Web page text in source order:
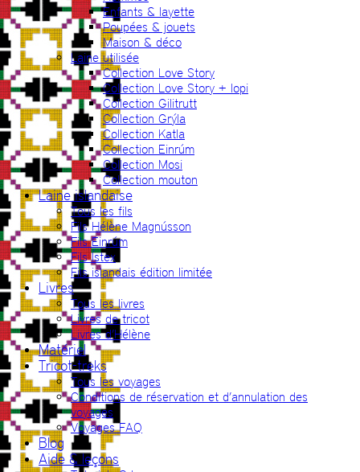
Enfants & layette
Poupées & jouets
Maison & déco
Laine utilisée
Collection Love Story
Collection Love Story + lopi
Collection Gilitrutt
Collection Grýla
Collection Katla
Collection Einrúm
Collection Mosi
Collection mouton
Laine islandaise
Tous les fils
Fils Hélène Magnússon
Fils Einrúm
Fils Ístex
Fils islandais édition limitée
Livres
Tous les livres
Livres de tricot
Livres d’Hélène
Matériel
Tricot-treks
Tous les voyages
Conditions de réservation et d’annulation des
voyages
Voyages FAQ
Blog
Aide & leçons